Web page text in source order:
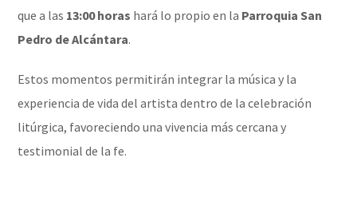
que a las 13:00 horas hará lo propio en la Parroquia San
Pedro de Alcántara.
Estos momentos permitirán integrar la música y la
experiencia de vida del artista dentro de la celebración
litúrgica, favoreciendo una vivencia más cercana y
testimonial de la fe.